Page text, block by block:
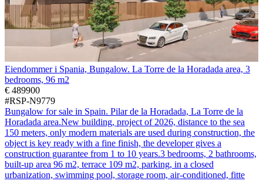
Eiendommer i Spania, Bungalow. La Torre de la Horadada area, 3
bedrooms, 96 m2
€ 489900
#RSP-N9779
Bungalow for sale in Spain. Pilar de la Horadada, La Torre de la
Horadada area.New building, project of 2026, distance to the sea
150 meters, only modern materials are used during construction, the
object is key ready with a fine finish, the developer gives a
construction guarantee from 1 to 10 years.3 bedrooms, 2 bathrooms,
built-up area 96 m2, terrace 109 m2, parking, in a closed
urbanization, swimming pool, storage room, air-conditioned, fitte